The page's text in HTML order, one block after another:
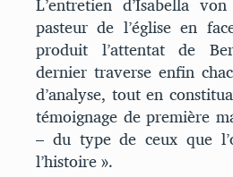
pasteur de l’église en
produit l’attentat de
dernier traverse enfin
d’analyse, tout en
témoignage de première
– du type de ceux que
l’histoire ».